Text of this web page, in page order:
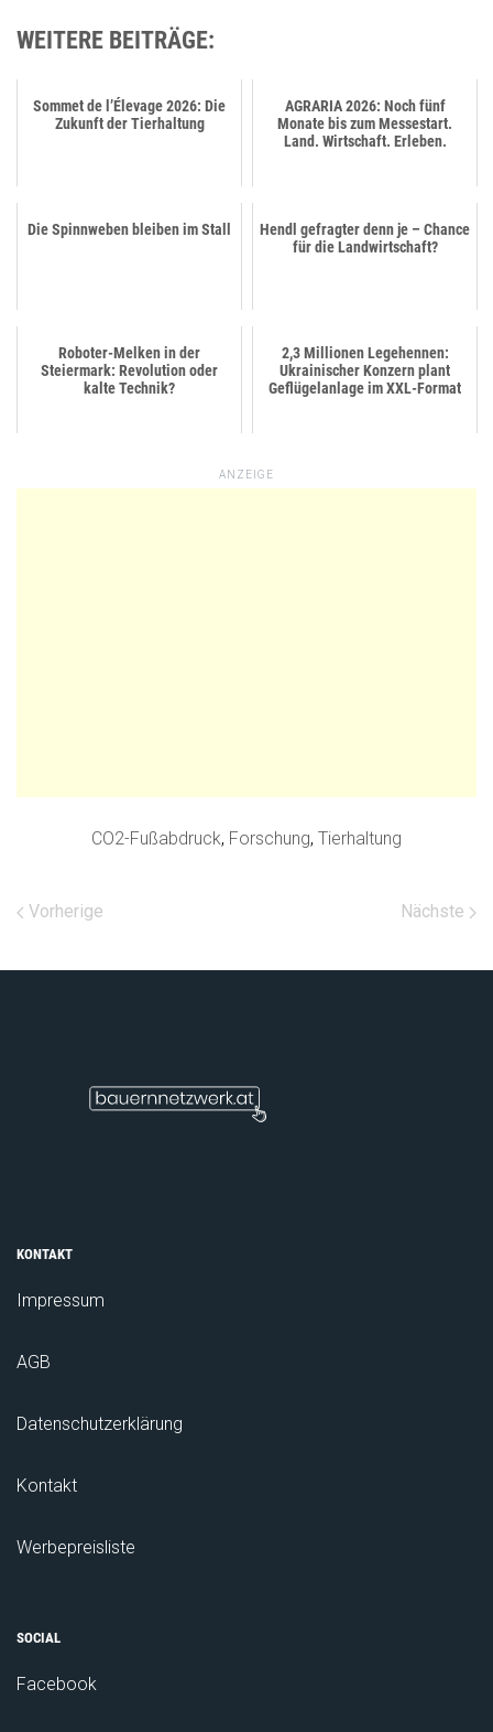
WEITERE BEITRÄGE:
Sommet de l’Élevage 2026: Die
Zukunft der Tierhaltung
AGRARIA 2026: Noch fünf
Monate bis zum Messestart.
Land. Wirtschaft. Erleben.
Die Spinnweben bleiben im Stall
Hendl gefragter denn je – Chance
für die Landwirtschaft?
Roboter-Melken in der
Steiermark: Revolution oder
kalte Technik?
2,3 Millionen Legehennen:
Ukrainischer Konzern plant
Geflügelanlage im XXL-Format
ANZEIGE
CO2-Fußabdruck, Forschung, Tierhaltung
Vorherige Nächste
KONTAKT
Impressum
AGB
Datenschutzerklärung
Kontakt
Werbepreisliste
SOCIAL
Facebook